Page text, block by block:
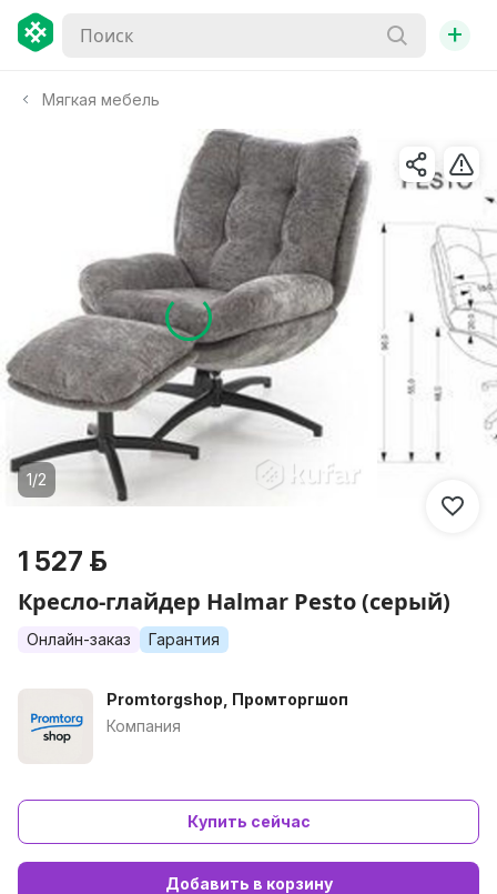
+
Мягкая мебель
1/2
1 527 р.
Кресло-глайдер Halmar Pesto (серый)
Онлайн-заказ Гарантия
Promtorgshop, Промторгшоп
Компания
Купить сейчас
Добавить в корзину